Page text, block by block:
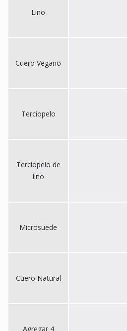
Lino
Cuero Vegano
Terciopelo
Terciopelo de
lino
Microsuede
Cuero Natural
Agregar 4